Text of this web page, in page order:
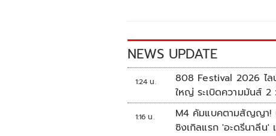
NEWS UPDATE
1:24 น.
808 Festival 2026 ไ
ใหญ่ ระเบิดความมันส์ 2
ต.ค.นี้
1:16 น.
M4 คัมแบคตามสัญญา!
ซิงเกิลแรก 'อะดรีนาลีน'